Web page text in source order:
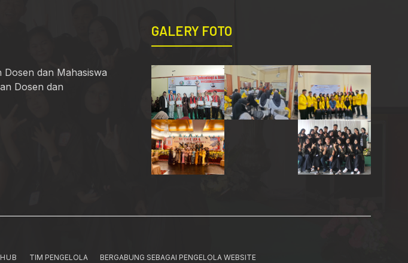
dan Mahasiswa
Dosen dan
GALERY FOTO
TIM PENGELOLA BERGABUNG SEBAGAI PENGELOLA WEBSITE